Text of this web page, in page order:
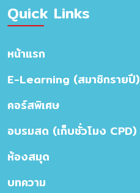
Quick Links
หน้าแรก
E-Learning (สมาชิกรายปี)
คอร์สพิเศษ
อบรมสด (เก็บชั่วโมง CPD)
ห้องสมุด
บทความ